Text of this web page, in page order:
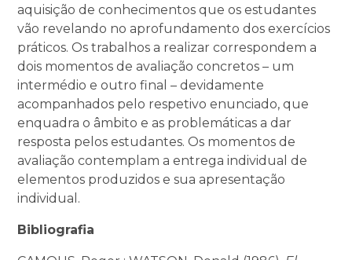
aquisição de conhecimentos que os estudantes
vão revelando no aprofundamento dos exercícios
práticos. Os trabalhos a realizar correspondem a
dois momentos de avaliação concretos – um
intermédio e outro final – devidamente
acompanhados pelo respetivo enunciado, que
enquadra o âmbito e as problemáticas a dar
resposta pelos estudantes. Os momentos de
avaliação contemplam a entrega individual de
elementos produzidos e sua apresentação
individual.
Bibliografia